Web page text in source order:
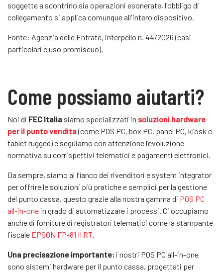
soggette a scontrino sia operazioni esonerate, l'obbligo di
collegamento si applica comunque all'intero dispositivo.
Fonte: Agenzia delle Entrate, interpello n. 44/2026 (casi
particolari e uso promiscuo).
Come possiamo aiutarti?
Noi di FEC Italia siamo specializzati in soluzioni hardware
per il punto vendita(come POS PC, box PC, panel PC, kiosk e
tablet rugged) e seguiamo con attenzione l’evoluzione
normativa su corrispettivi telematici e pagamenti elettronici.
Da sempre, siamo al fianco dei rivenditori e system integrator
per offrire le soluzioni più pratiche e semplici per la gestione
del punto cassa, questo grazie alla nostra gamma di POS PC
all-in-one in grado di automatizzare i processi. Ci occupiamo
anche di forniture di registratori telematici come la stampante
fiscale EPSON FP-81 II RT.
Una precisazione importante: i nostri POS PC all-in-one
sono sistemi hardware per il punto cassa, progettati per